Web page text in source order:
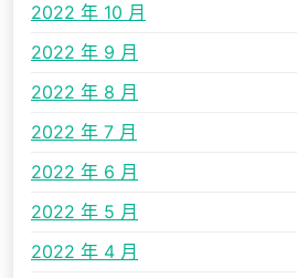
2022 年 10 月
2022 年 9 月
2022 年 8 月
2022 年 7 月
2022 年 6 月
2022 年 5 月
2022 年 4 月